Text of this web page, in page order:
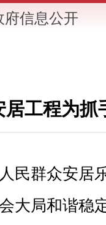
数据发
府信息公开
工程为抓
民群众安居
大局和谐稳